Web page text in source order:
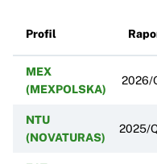
Profil
MEX
(MEXPOLSKA)
2026/
NTU
(NOVATURAS)
2025/